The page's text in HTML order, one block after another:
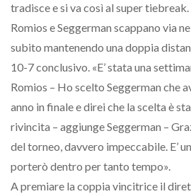
tradisce e si va così al super
Romios e Seggerman scappano via
subito mantenendo una doppia
10-7 conclusivo. «E’ stata una
Romios – Ho scelto Seggerman che
anno in finale e direi che la scelta è
rivincita – aggiunge Seggerman –
del torneo, davvero impeccabile. E’
porterò dentro per tanto tempo».
A premiare la coppia vincitrice il